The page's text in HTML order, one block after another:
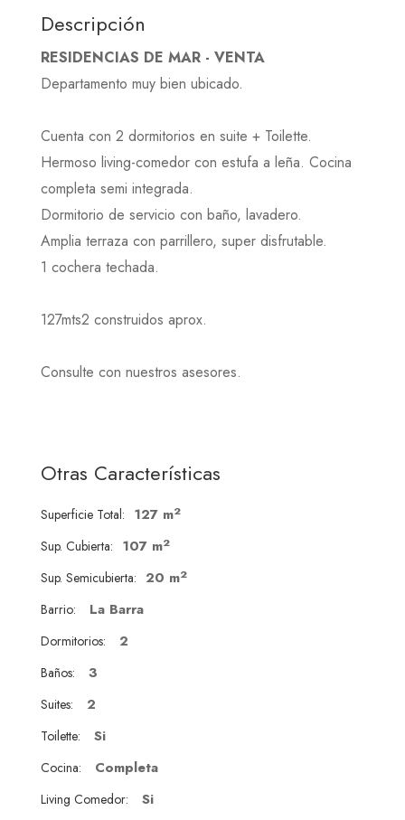
Descripción
RESIDENCIAS DE MAR - VENTA
Departamento muy bien ubicado.
Cuenta con 2 dormitorios en suite + Toilette.
Hermoso living-comedor con estufa a leña. Cocina
completa semi integrada.
Dormitorio de servicio con baño, lavadero.
Amplia terraza con parrillero, super disfrutable.
1 cochera techada.
127mts2 construidos aprox.
Consulte con nuestros asesores.
Otras Características
Superficie Total: 127 m2
Sup. Cubierta: 107 m2
Sup. Semicubierta: 20 m2
Barrio: La Barra
Dormitorios: 2
Baños: 3
Suites: 2
Toilette: Si
Cocina: Completa
Living Comedor: Si